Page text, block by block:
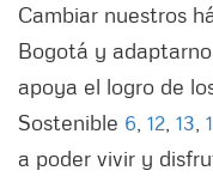
Cambiar nuestros
Bogotá y
apoya el logro de
Sostenible 6 12 13
a poder vivir y